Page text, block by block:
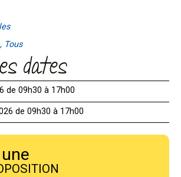
Tous
dates
de 09h30 à 17h00
de 09h30 à 17h00